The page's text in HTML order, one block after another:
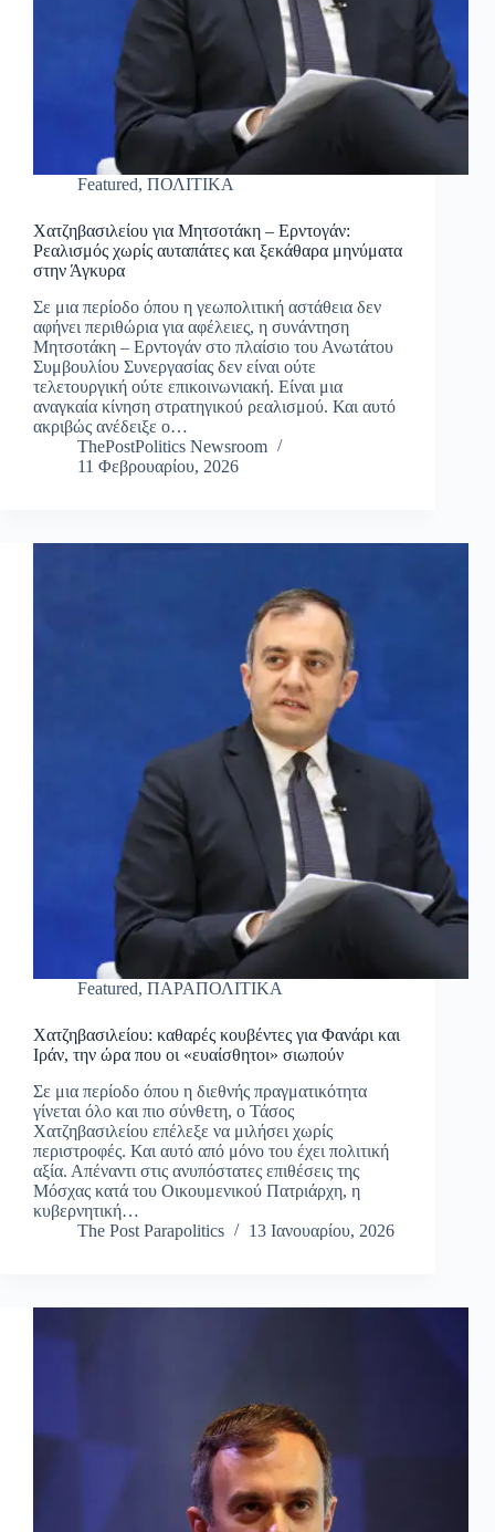
Featured, ΠΟΛΙΤΙΚΑ
Χατζηβασιλείου για Μητσοτάκη – Ερντογάν:
Ρεαλισμός χωρίς αυταπάτες και ξεκάθαρα μηνύματα
στην Άγκυρα
Σε μια περίοδο όπου η γεωπολιτική αστάθεια δεν
αφήνει περιθώρια για αφέλειες, η συνάντηση
Μητσοτάκη – Ερντογάν στο πλαίσιο του Ανωτάτου
Συμβουλίου Συνεργασίας δεν είναι ούτε
τελετουργική ούτε επικοινωνιακή. Είναι μια
αναγκαία κίνηση στρατηγικού ρεαλισμού. Και αυτό
ακριβώς ανέδειξε ο…
ThePostPolitics Newsroom
11 Φεβρουαρίου, 2026
Featured, ΠΑΡΑΠΟΛΙΤΙΚΑ
Χατζηβασιλείου: καθαρές κουβέντες για Φανάρι και
Ιράν, την ώρα που οι «ευαίσθητοι» σιωπούν
Σε μια περίοδο όπου η διεθνής πραγματικότητα
γίνεται όλο και πιο σύνθετη, ο Τάσος
Χατζηβασιλείου επέλεξε να μιλήσει χωρίς
περιστροφές. Και αυτό από μόνο του έχει πολιτική
αξία. Απέναντι στις ανυπόστατες επιθέσεις της
Μόσχας κατά του Οικουμενικού Πατριάρχη, η
κυβερνητική…
The Post Parapolitics
13 Ιανουαρίου, 2026